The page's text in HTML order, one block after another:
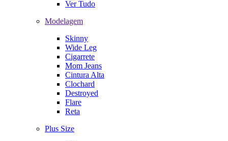
Ver Tudo
Modelagem
Skinny
Wide Leg
Cigarrete
Mom Jeans
Cintura Alta
Clochard
Destroyed
Flare
Reta
Plus Size